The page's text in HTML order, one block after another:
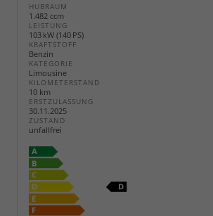
HUBRAUM
1.482 ccm
LEISTUNG
103 kW (140 PS)
KRAFTSTOFF
Benzin
KATEGORIE
Limousine
KILOMETERSTAND
10 km
ERSTZULASSUNG
30.11.2025
ZUSTAND
unfallfrei